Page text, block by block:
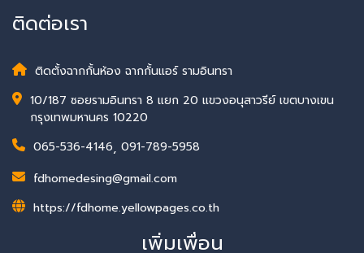
ติดต่อเรา
ติดตั้งฉากกั้นห้อง ฉากกั้นแอร์ รามอินทรา
10/187 ซอยรามอินทรา 8 แยก 20 แขวงอนุสาวรีย์ เขตบางเขน
กรุงเทพมหานคร 10220
065-536-4146, 091-789-5958
fdhomedesing@gmail.com
https://fdhome.yellowpages.co.th
เพิ่มเพื่อน